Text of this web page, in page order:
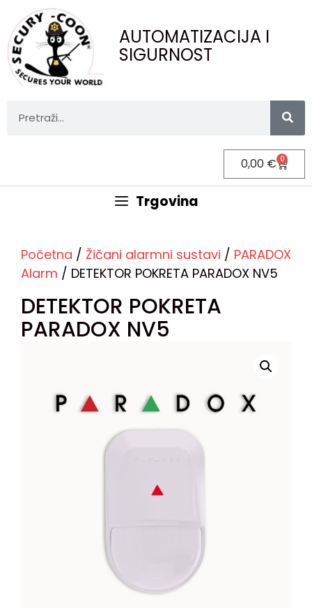
AUTOMATIZACIJA I
SIGURNOST
0,00 € 0
Trgovina
Početna / Žičani alarmni sustavi / PARADOX
Alarm / DETEKTOR POKRETA PARADOX NV5
DETEKTOR POKRETA
PARADOX NV5